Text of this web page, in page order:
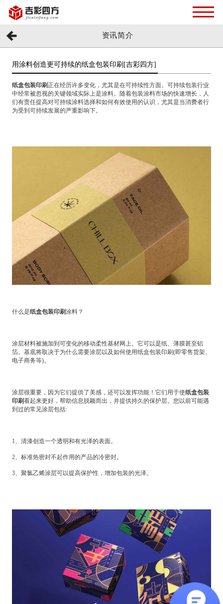
资讯简介
用涂料创造更可持续的纸盒包装印刷[吉彩四方]
纸盒包装印刷正在经历许多变化，尤其是在可持续性方面。可持续包装行业
中经常被忽视的关键领域实际上是涂料。随着包装涂料市场的快速增长，人
们有责任提高对可持续涂料选择和如何有效使用的认识，尤其是当消费者行
为受到可持续发展的严重影响下。
什么是纸盒包装印刷涂料？
涂层材料被施加到可变化的移动柔性基材网上。它可以是纸、薄膜甚至铝
箔。基底将取决于为什么需要涂层以及如何使用纸盒包装印刷(即零售货架、
电子商务等)。
涂层很重要，因为它们提供了美感，还可以发挥功能！它们用于使纸盒包装
印刷看起来更好，帮助信息脱颖而出，并提供持久的保护层。 您以前可能遇
到过的常见涂层包括:
1、清漆创造一个透明和有光泽的表面。
2、标准热密封不起作用的产品的冷密封。
3、聚氯乙烯涂层可以提高保护性，增加包装的光泽。